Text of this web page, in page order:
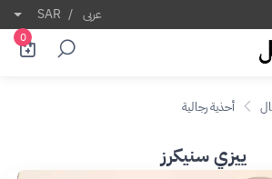
عربى /
SAR
0
أحذية رجالية
ييزي سنيكرز